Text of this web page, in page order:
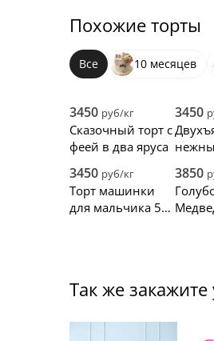
Похожие торты
Все 10 месяцев
3450 руб/кг
Сказочный торт с
феей в два яруса
3450
3450 руб/кг
Торт машинки
для мальчика 5
3850
Так же